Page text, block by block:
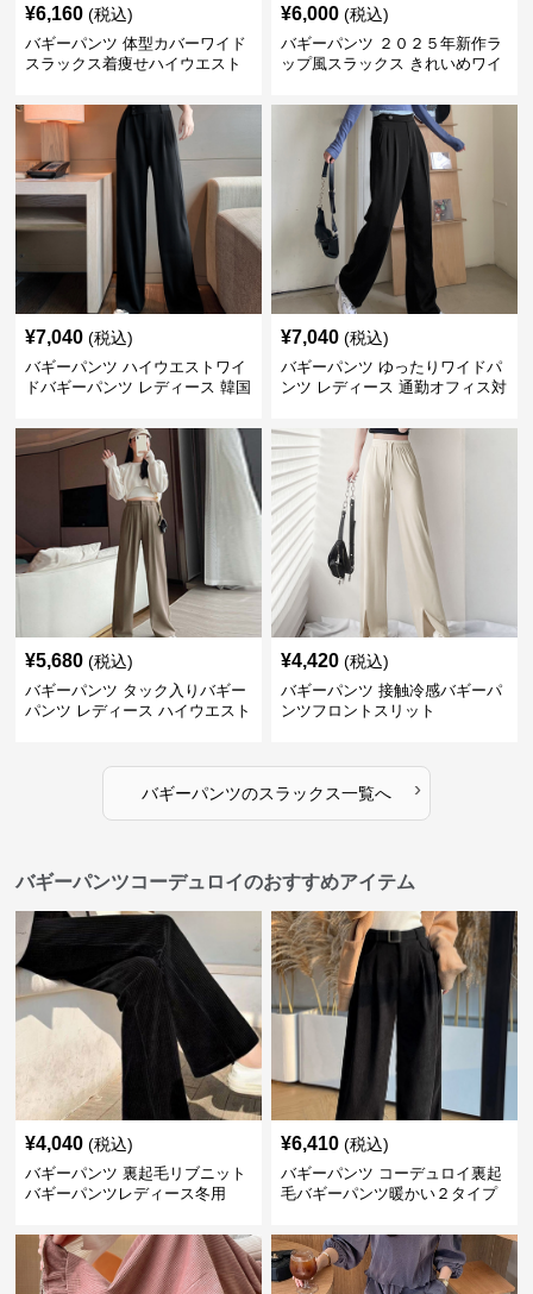
¥6,160 (税込)
バギーパンツ 体型カバーワイド
スラックス着痩せハイウエスト
¥6,000 (税込)
バギーパンツ ２０２５年新作ラ
ップ風スラックス きれいめワイ
¥7,040 (税込)
バギーパンツ ハイウエストワイ
ドバギーパンツ レディース 韓国
¥7,040 (税込)
バギーパンツ ゆったりワイドパ
ンツ レディース 通勤オフィス対
¥5,680 (税込)
バギーパンツ タック入りバギー
パンツ レディース ハイウエスト
¥4,420 (税込)
バギーパンツ 接触冷感バギーパ
ンツフロントスリット
バギーパンツのスラックス一覧へ ›
バギーパンツコーデュロイのおすすめアイテム
¥4,040 (税込)
バギーパンツ 裏起毛リブニット
バギーパンツレディース冬用
¥6,410 (税込)
バギーパンツ コーデュロイ裏起
毛バギーパンツ暖かい２タイプ